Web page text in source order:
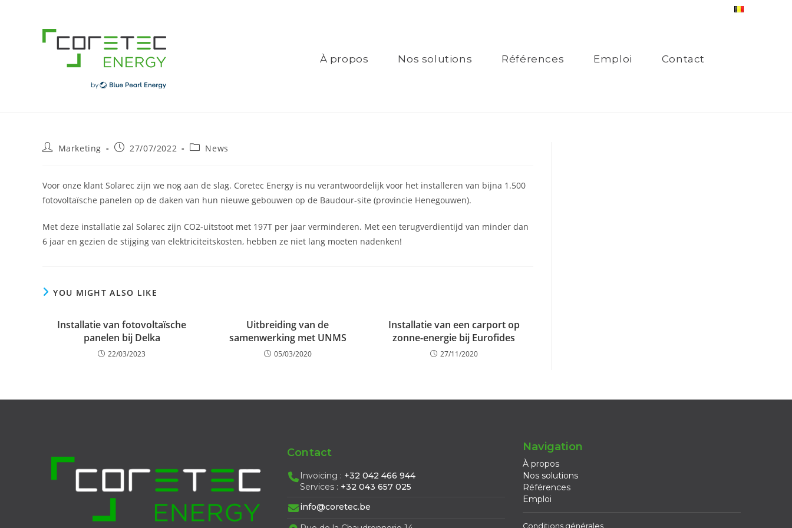
À propos Nos solutions Références Emploi Contact
PostMarketing
Post27/07/2022
PostNews
Voor onze klant Solarec zijn we nog aan de slag. Coretec Energy is nu verantwoordelijk voor het installeren van bijna 1.500
fotovoltaïsche panelen op de daken van hun nieuwe gebouwen op de Baudour-site (provincie Henegouwen).
Met deze installatie zal Solarec zijn CO2-uitstoot met 197T per jaar verminderen. Met een terugverdientijd van minder dan
6 jaar en gezien de stijging van elektriciteitskosten, hebben ze niet lang moeten nadenken!
YOU MIGHT ALSO LIKE
Installatie van fotovoltaïsche
panelen bij Delka
22/03/2023
Uitbreiding van de
samenwerking met UNMS
05/03/2020
Installatie van een carport op
zonne-energie bij Eurofides
27/11/2020
Contact
Invoicing : +32 042 466 944
Services : +32 043 657 025
info@coretec.be
Navigation
À propos
Nos solutions
Références
Emploi
Conditions générales